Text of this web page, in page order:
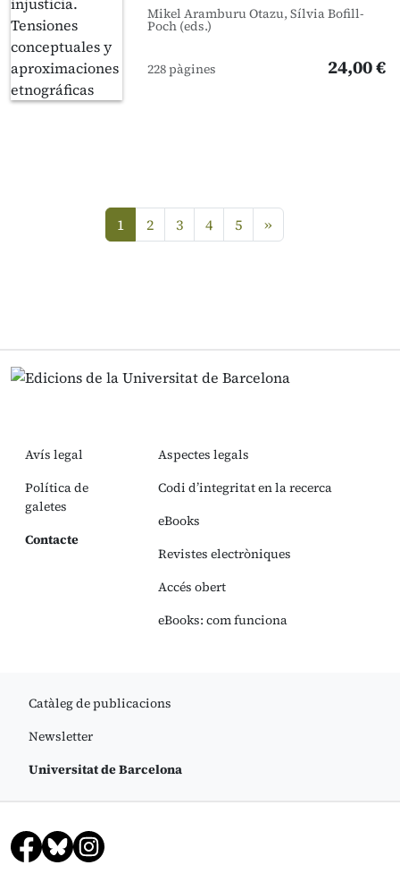
Mikel Aramburu Otazu, Sílvia Bofill-
Poch (eds.)
228 pàgines 24,00 €
1
2 3 4 5 »següent
Avís legal
Política de
galetes
Contacte
Aspectes legals
Codi d’integritat en la recerca
eBooks
Revistes electròniques
Accés obert
eBooks: com funciona
Catàleg de publicacions
Newsletter
Universitat de Barcelona